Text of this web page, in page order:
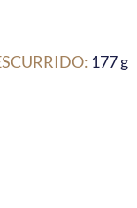
177 g